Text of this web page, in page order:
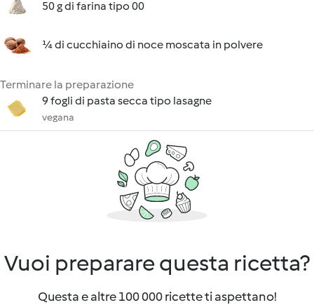
50 g di farina tipo 00
¼ di cucchiaino di noce moscata in polvere
Terminare la preparazione
9 fogli di pasta secca tipo lasagne
vegana
Vuoi preparare questa ricetta?
Questa e altre 100 000 ricette ti aspettano!